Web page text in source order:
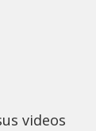
videos